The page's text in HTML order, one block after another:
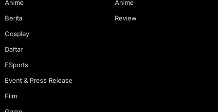
Anime
Berita
Cosplay
Daftar
ESports
Event & Press Release
Film
Anime
Review